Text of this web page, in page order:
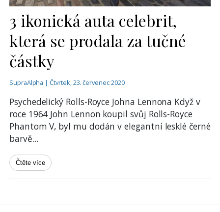
3 ikonická auta celebrit,
která se prodala za tučné
částky
SupraAlpha | Čtvrtek, 23. červenec 2020
Psychedelický Rolls-Royce Johna Lennona Když v
roce 1964 John Lennon koupil svůj Rolls-Royce
Phantom V, byl mu dodán v elegantní lesklé černé
barvě...
Čtěte více